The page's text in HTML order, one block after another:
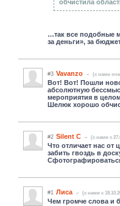
обчистила
…так все подобные
за деньги», за
#3 Vavanzo (c нами
Вот! Вот! Пошли
абсолютную
мероприятия в
Шелюк хорошо
#2 Silent C (c нами с
Что отличает нас от
забить гвоздь в
#1 Лиса (c нами с
Чем громче слова и